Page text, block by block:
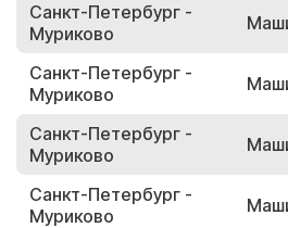
Санкт-Петербург -
Муриково
Санкт-Петербург -
Муриково
Санкт-Петербург -
Муриково
Санкт-Петербург -
Муриково